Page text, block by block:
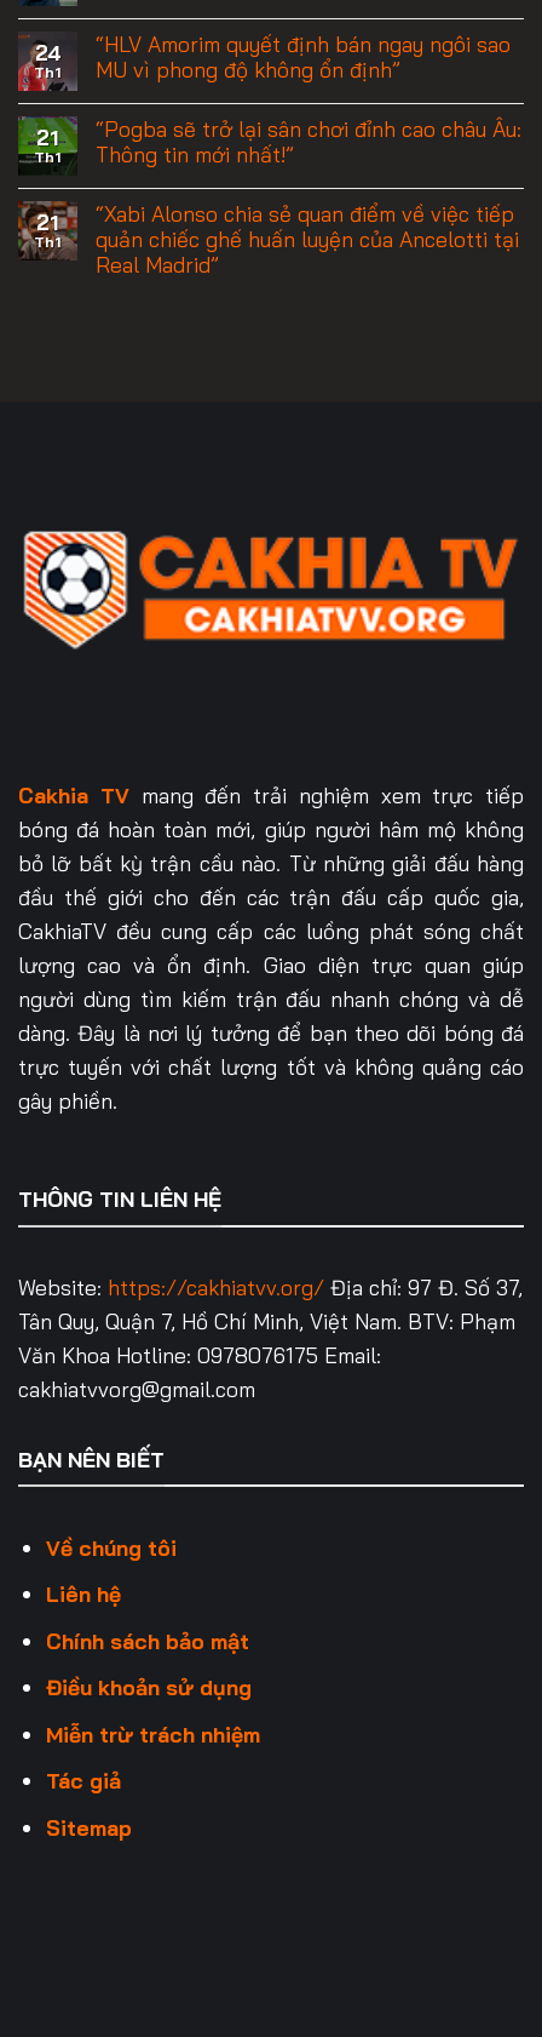
24
Th1
“HLV Amorim quyết định bán ngay ngôi sao
MU vì phong độ không ổn định”
21
Th1
“Pogba sẽ trở lại sân chơi đỉnh cao châu Âu:
Thông tin mới nhất!”
21
Th1
“Xabi Alonso chia sẻ quan điểm về việc tiếp
quản chiếc ghế huấn luyện của Ancelotti tại
Real Madrid”
Cakhia TVmang đến trải nghiệm xem trực tiếp
bóng đá hoàn toàn mới, giúp người hâm mộ không
bỏ lỡ bất kỳ trận cầu nào. Từ những giải đấu hàng
đầu thế giới cho đến các trận đấu cấp quốc gia,
CakhiaTV đều cung cấp các luồng phát sóng chất
lượng cao và ổn định. Giao diện trực quan giúp
người dùng tìm kiếm trận đấu nhanh chóng và dễ
dàng. Đây là nơi lý tưởng để bạn theo dõi bóng đá
trực tuyến với chất lượng tốt và không quảng cáo
gây phiền.
THÔNG TIN LIÊN HỆ
Website: https://cakhiatvv.org/ Địa chỉ: 97 Đ. Số 37,
Tân Quy, Quận 7, Hồ Chí Minh, Việt Nam. BTV: Phạm
Văn Khoa Hotline: 0978076175 Email:
cakhiatvvorg@gmail.com
BẠN NÊN BIẾT
Về chúng tôi
Liên hệ
Chính sách bảo mật
Điều khoản sử dụng
Miễn trừ trách nhiệm
Tác giả
Sitemap